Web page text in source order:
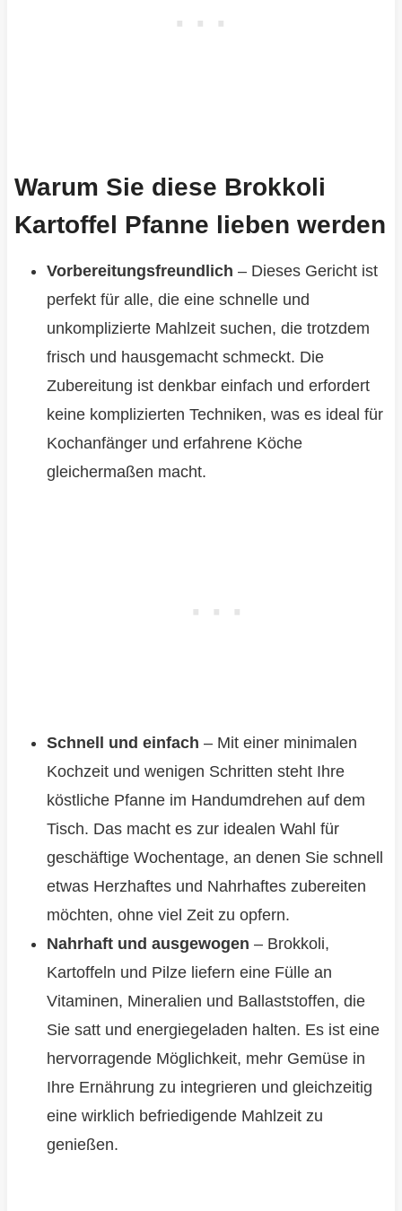
Warum Sie diese Brokkoli
Kartoffel Pfanne lieben werden
Vorbereitungsfreundlich – Dieses Gericht ist
perfekt für alle, die eine schnelle und
unkomplizierte Mahlzeit suchen, die trotzdem
frisch und hausgemacht schmeckt. Die
Zubereitung ist denkbar einfach und erfordert
keine komplizierten Techniken, was es ideal für
Kochanfänger und erfahrene Köche
gleichermaßen macht.
Schnell und einfach – Mit einer minimalen
Kochzeit und wenigen Schritten steht Ihre
köstliche Pfanne im Handumdrehen auf dem
Tisch. Das macht es zur idealen Wahl für
geschäftige Wochentage, an denen Sie schnell
etwas Herzhaftes und Nahrhaftes zubereiten
möchten, ohne viel Zeit zu opfern.
Nahrhaft und ausgewogen – Brokkoli,
Kartoffeln und Pilze liefern eine Fülle an
Vitaminen, Mineralien und Ballaststoffen, die
Sie satt und energiegeladen halten. Es ist eine
hervorragende Möglichkeit, mehr Gemüse in
Ihre Ernährung zu integrieren und gleichzeitig
eine wirklich befriedigende Mahlzeit zu
genießen.